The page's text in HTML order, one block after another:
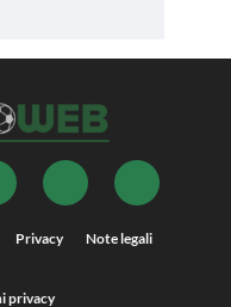
Privacy Note legali
privacy